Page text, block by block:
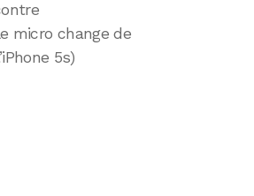
micro change de
5s)